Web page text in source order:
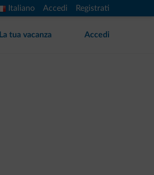
Italiano Accedi Registrati
La tua vacanza Accedi